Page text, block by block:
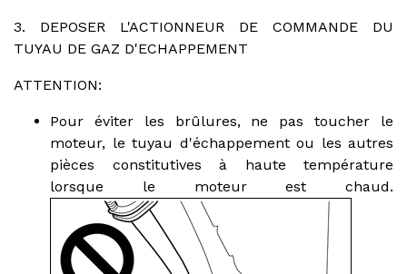
3. DEPOSER L'ACTIONNEUR DE COMMANDE DU
TUYAU DE GAZ D'ECHAPPEMENT
ATTENTION:
Pour éviter les brûlures, ne pas toucher le
moteur, le tuyau d'échappement ou les autres
pièces constitutives à haute température
lorsque le moteur est chaud.